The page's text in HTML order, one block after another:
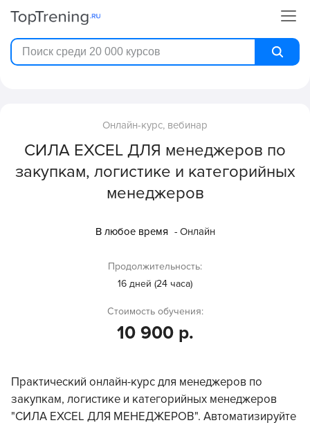
Онлайн-курс, вебинар
СИЛА EXCEL ДЛЯ менеджеров по
закупкам, логистике и категорийных
менеджеров
В любое время - Онлайн
Продолжительность:
16 дней (24 часа)
Стоимость обучения:
10 900 р.
Практический онлайн-курс для менеджеров по
закупкам, логистике и категорийных менеджеров
"СИЛА EXCEL ДЛЯ МЕНЕДЖЕРОВ". Автоматизируйте